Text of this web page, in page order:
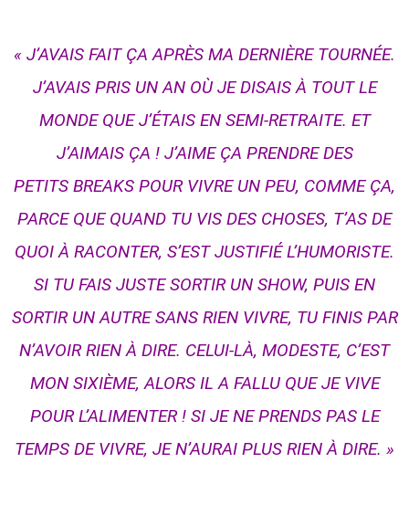
« J’AVAIS FAIT ÇA APRÈS MA DERNIÈRE TOURNÉE.
J’AVAIS PRIS UN AN OÙ JE DISAIS À TOUT LE
MONDE QUE J’ÉTAIS EN SEMI-RETRAITE. ET
J’AIMAIS ÇA ! J’AIME ÇA PRENDRE DES
PETITS BREAKS POUR VIVRE UN PEU, COMME ÇA,
PARCE QUE QUAND TU VIS DES CHOSES, T’AS DE
QUOI À RACONTER, S’EST JUSTIFIÉ L’HUMORISTE.
SI TU FAIS JUSTE SORTIR UN SHOW, PUIS EN
SORTIR UN AUTRE SANS RIEN VIVRE, TU FINIS PAR
N’AVOIR RIEN À DIRE. CELUI-LÀ, MODESTE, C’EST
MON SIXIÈME, ALORS IL A FALLU QUE JE VIVE
POUR L’ALIMENTER ! SI JE NE PRENDS PAS LE
TEMPS DE VIVRE, JE N’AURAI PLUS RIEN À DIRE. »